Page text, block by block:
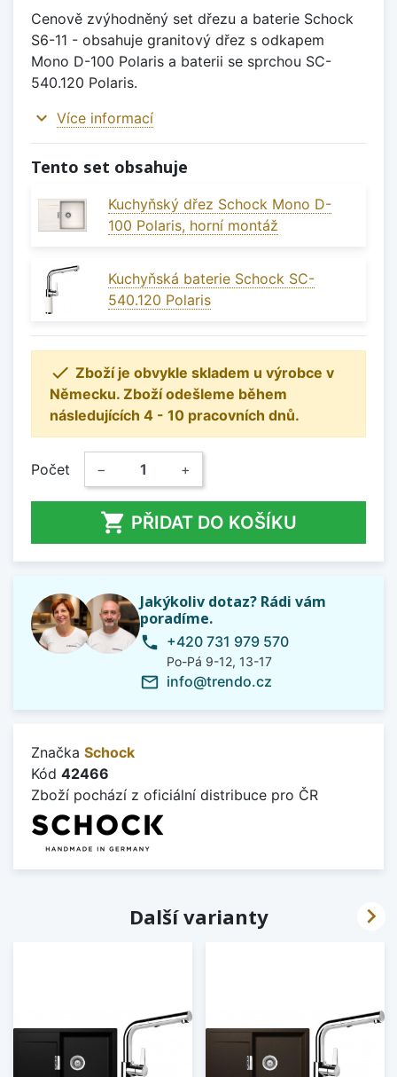
Cenově zvýhodněný set dřezu a baterie Schock
S6-11 - obsahuje granitový dřez s odkapem
Mono D-100 Polaris a baterii se sprchou SC-
540.120 Polaris.
expand_more Více informací
Tento set obsahuje
Kuchyňský dřez Schock Mono D-
100 Polaris, horní montáž
Kuchyňská baterie Schock SC-
540.120 Polaris
 Zboží je obvykle skladem u výrobce v
Německu. Zboží odešleme během
následujících 4 - 10 pracovních dnů.
Počet − +
 PŘIDAT DO KOŠÍKU
Jakýkoliv dotaz? Rádi vám
poradíme.
phone +420 731 979 570
Po-Pá 9-12, 13-17
mail_outline info@trendo.cz
Značka Schock
Kód 42466
Zboží pochází z oficiální distribuce pro ČR
Další varianty 